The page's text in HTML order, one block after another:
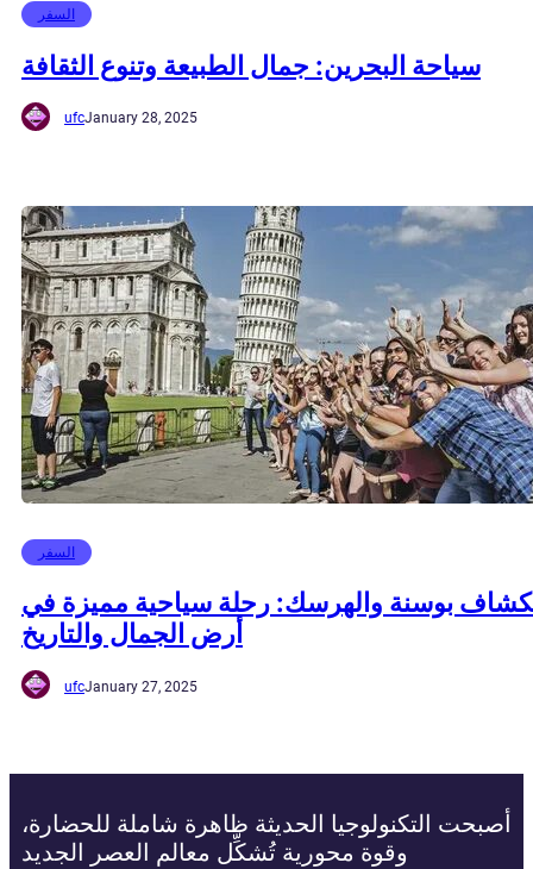
السفر
سياحة البحرين: جمال الطبيعة وتنوع الثقافة
ufcJanuary 28, 2025
السفر
بوسنة والهرسك: رحلة سياحية مميزة في
أرض الجمال والتاريخ
ufcJanuary 27, 2025
أصبحت التكنولوجيا الحديثة ظاهرة شاملة للحضارة،
وقوة محورية تُشكِّل معالم العصر الجديد